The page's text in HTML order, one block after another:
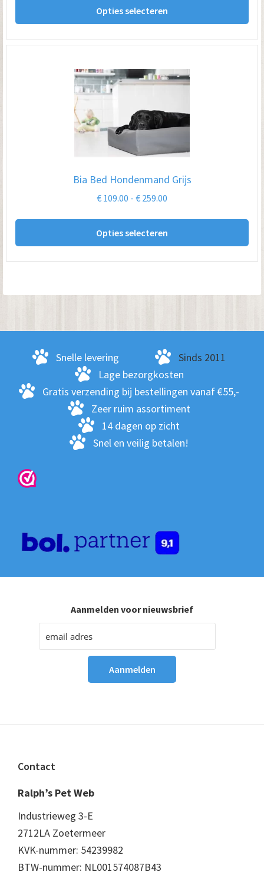
€ 209.00
Opties selecteren
Bia Bed Hondenmand Grijs
€ 109.00 - € 259.00
€ 259.00
Opties selecteren
Dit
Snelle levering
Sinds 2011
Lage bezorgkosten
Gratis verzending bij bestellingen vanaf €55,-
Zeer ruim assortiment
14 dagen op zicht
Snel en veilig betalen!
Aanmelden voor nieuwsbrief
Footer
Contact
Ralph’s Pet Web
Industrieweg 3-E
2712LA Zoetermeer
KVK-nummer: 54239982
BTW-nummer: NL001574087B43